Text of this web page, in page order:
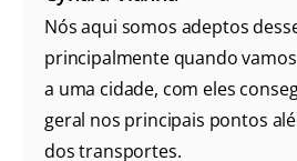
Nós aqui somos adeptos
principalmente quando
a uma cidade, com eles
geral nos principais pontos
dos transportes.